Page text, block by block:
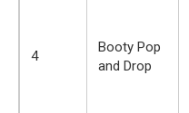
4
Booty Pop
and Drop